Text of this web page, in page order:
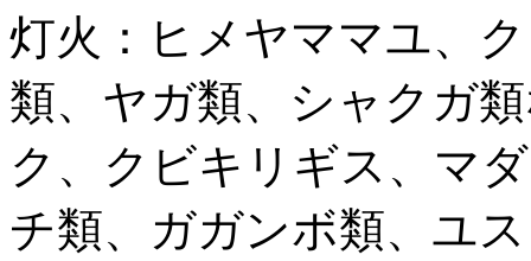
灯火：ヒメヤママユ、
類、ヤガ類、シャクガ
ク、クビキリギス、マ
チ類、ガガンボ類、ユ